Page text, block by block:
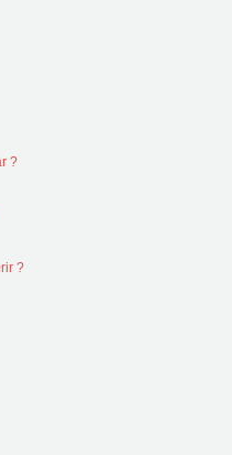
?
?